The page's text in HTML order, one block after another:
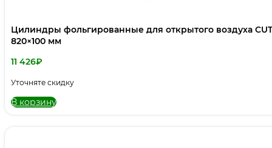
Цилиндры фольгированные для открытого воздуха
820×100 мм
11 426₽
Уточняте скидку
В корзину